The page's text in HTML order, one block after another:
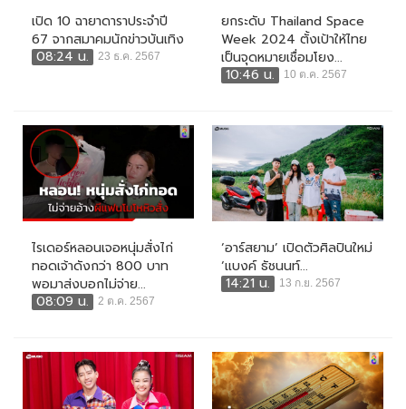
เปิด 10 ฉายาดาราประจำปี
67 จากสมาคมนักข่าวบันเทิง
08:24 น.
23 ธ.ค. 2567
ยกระดับ Thailand Space
Week 2024 ตั้งเป้าให้ไทย
เป็นจุดหมายเชื่อมโยง...
10:46 น.
10 ต.ค. 2567
ไรเดอร์หลอนเจอหนุ่มสั่งไก่
ทอดเจ้าดังกว่า 800 บาท
พอมาส่งบอกไม่จ่าย...
08:09 น.
2 ต.ค. 2567
‘อาร์สยาม’ เปิดตัวศิลปินใหม่
‘แบงค์ ธัชนนท์...
14:21 น.
13 ก.ย. 2567